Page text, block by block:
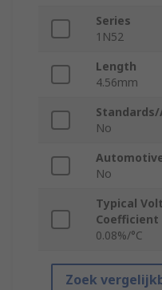
Series
1N52
Length
4.56mm
No
No
Typical
Coefficient
0.08%/°C
Zoek